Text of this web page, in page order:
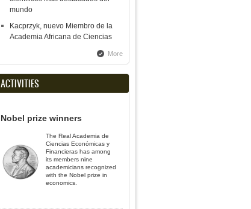
mundo
Kacprzyk, nuevo Miembro de la
Academia Africana de Ciencias
More
ACTIVITIES
Nobel prize winners
The Real Academia de
Ciencias Económicas y
Financieras has among
its members nine
academicians recognized
with the Nobel prize in
economics.